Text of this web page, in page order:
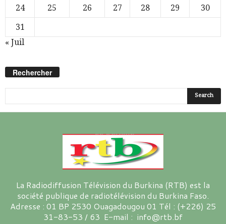
24
25 26 27 28 29
30
31
« Juil
Rechercher
La Radiodiffusion Télévision du Burkina (RTB) est la
société publique de radiotélévision du Burkina Faso.
Adresse : 01 BP 2530 Ouagadougou 01 Tél : (+226) 25
31-83-53 / 63 E-mail : info@rtb.bf